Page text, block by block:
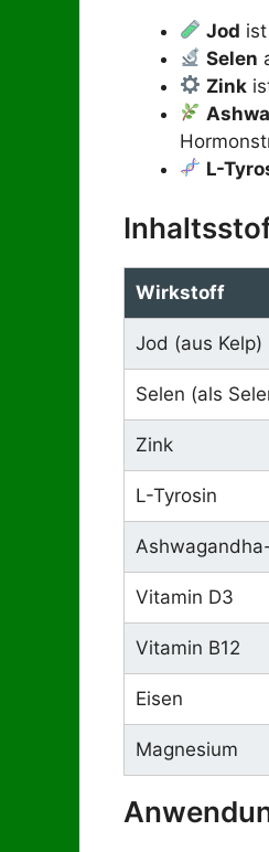
Jod
Selen
Zink
L-
Wirkstoff
Jod (aus Kelp)
Selen (als
Zink
L-Tyrosin
Vitamin D3
Vitamin B12
Eisen
Magnesium